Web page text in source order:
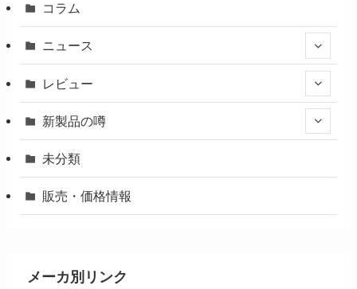
コラム
ニュース
レビュー
新製品の噂
未分類
販売・価格情報
メーカ別リンク